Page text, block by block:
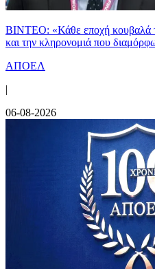
ΒΙΝΤΕΟ: «Κάθε εποχή κουβαλά
και την κληρονομιά που
ΑΠΟΕΛ
|
06-08-2026